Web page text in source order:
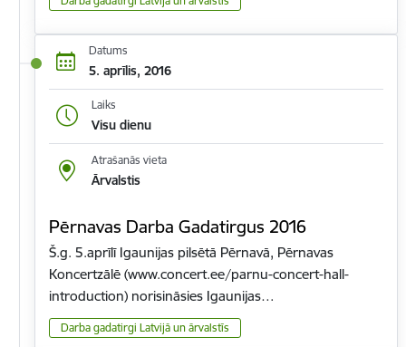
Datums
5. aprīlis, 2016
Laiks
Visu dienu
Atrašanās vieta
Ārvalstis
Pērnavas Darba Gadatirgus 2016
Š.g. 5.aprīlī Igaunijas pilsētā Pērnavā, Pērnavas
Koncertzālē (www.concert.ee/parnu-concert-hall-
introduction) norisināsies Igaunijas…
Darba gadatirgi Latvijā un ārvalstīs